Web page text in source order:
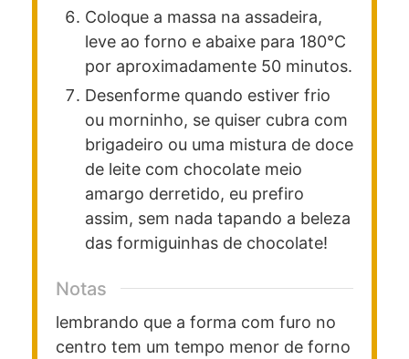
Coloque a massa na assadeira,
leve ao forno e abaixe para 180°C
por aproximadamente 50 minutos.
Desenforme quando estiver frio
ou morninho, se quiser cubra com
brigadeiro ou uma mistura de doce
de leite com chocolate meio
amargo derretido, eu prefiro
assim, sem nada tapando a beleza
das formiguinhas de chocolate!
Notas
lembrando que a forma com furo no
centro tem um tempo menor de forno